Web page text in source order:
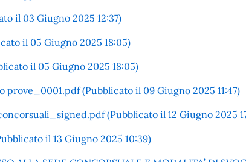
il 03 Giugno 2025 12:37)
il 05 Giugno 2025 18:05)
il 05 Giugno 2025 18:05)
(Pubblicato il 09 Giugno 2025 11:47)
(Pubblicato il 12 Giugno 2025
il 13 Giugno 2025 10:39)